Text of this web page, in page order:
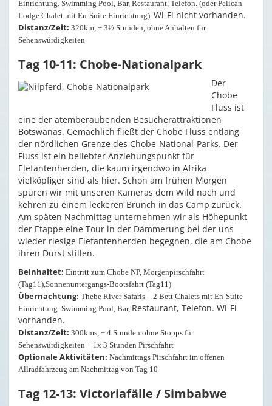
Einrichtung. Swimming Pool, Bar, Restaurant, Telefon. (oder Pelican
Lodge Chalet mit En-Suite Einrichtung). Wi-Fi nicht vorhanden.
Distanz/Zeit: 320km, ± 3½ Stunden, ohne Anhalten für
Sehenswürdigkeiten
Tag 10-11: Chobe-Nationalpark
Der
Chobe
Fluss ist
eine der atemberaubenden Besucherattraktionen
Botswanas. Gemächlich fließt der Chobe Fluss entlang
der nördlichen Grenze des Chobe-National-Parks. Der
Fluss ist ein beliebter Anziehungspunkt für
Elefantenherden, die kaum irgendwo in Afrika
vielköpfiger sind als hier. Schon am frühen Morgen
spüren wir mit unseren Kameras dem Wild nach und
kehren zu einem leckeren Brunch in das Camp zurück.
Am späten Nachmittag unternehmen wir als Höhepunkt
der Etappe eine Tour in der Dämmerung bei der uns
wieder riesige Elefantenherden begegnen, die am Chobe
ihren Durst stillen.
Beinhaltet: Eintritt zum Chobe NP, Morgenpirschfahrt
(Tag11),Sonnenuntergangs-Bootsfahrt (Tag11)
Übernachtung: Thebe River Safaris – 2 Bett Chalets mit En-Suite
Einrichtung. Swimming Pool, Bar, Restaurant, Telefon. Wi-Fi
vorhanden.
Distanz/Zeit: 300kms, ± 4 Stunden ohne Stopps für
Sehenswürdigkeiten + 1x 3 Stunden Pirschfahrt
Optionale Aktivitäten: Nachmittags Pirschfahrt im offenen
Allradfahrzeug am Nachmittag von Tag 10
Tag 12-13: Victoriafälle / Simbabwe